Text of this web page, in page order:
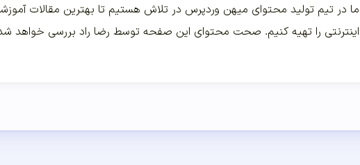
ما در تیم تولید محتوای میهن وردپرس در تلاش هستیم تا بهترین مقالات
اینترنتی را تهیه کنیم. صحت محتوای این صفحه توسط رضا راد بررسی خواهد